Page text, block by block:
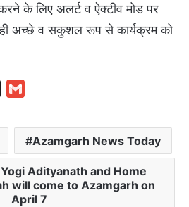
के लिए अलर्ट व ऐक्टीव मोड पर
अच्छे व सकुशल रूप से कार्यक्रम को
a
i
l
Azamgarh News Today
Adityanath and Home
will come to Azamgarh on
April 7